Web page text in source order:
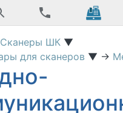
Сканеры ШК ▼
для сканеров ▼ →